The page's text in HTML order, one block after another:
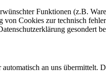
Funktionen (z.B.
Cookies zur technisch
gesondert
an uns übermittelt.